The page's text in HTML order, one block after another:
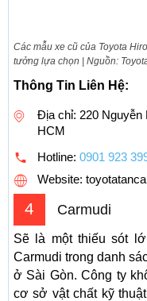
Các mẫu xe cũ của Toyota
tưởng lựa chọn | Nguồn:
Thông Tin Liên Hệ:
Địa chỉ: 220 Nguyễn
HCM
Hotline: 0901 923
Website:
4 Carmudi
Sẽ là một thiếu sót
Carmudi trong danh
ở Sài Gòn. Công ty
cơ sở vật chất kỹ